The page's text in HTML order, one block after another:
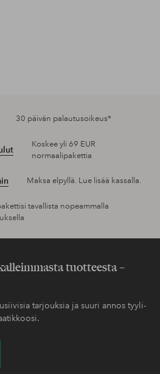
30 päivän palautusoikeus*
Koskee yli 69 EUR
normaalipakettia
Maksa elpyllä. Lue lisää kassalla.
tavallista nopeammalla
tuotteesta –
tarjouksia ja suuri annos tyyli-